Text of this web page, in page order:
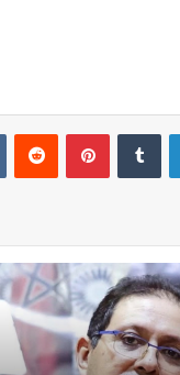
لينكدإن بينتيريست